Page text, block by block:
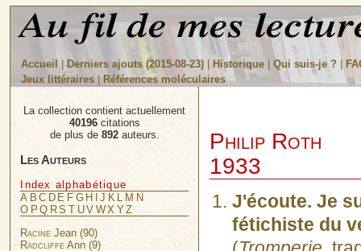
Accueil | Derniers ajouts (2015-08-23) | Historique| Qui suis-je ? |
Jeux littéraires| Références moléculaires
Philip Roth
1933
J'écoute. Je
fétichiste du
La collection contient actuellement
40196citations
de plus de 892auteurs.
Les Auteurs
Index alphabétique
A BC D E F G H IJ K L M N
O PQ RST UV WX YZ
Racine Jean (90)
Radcliffe Ann (9)